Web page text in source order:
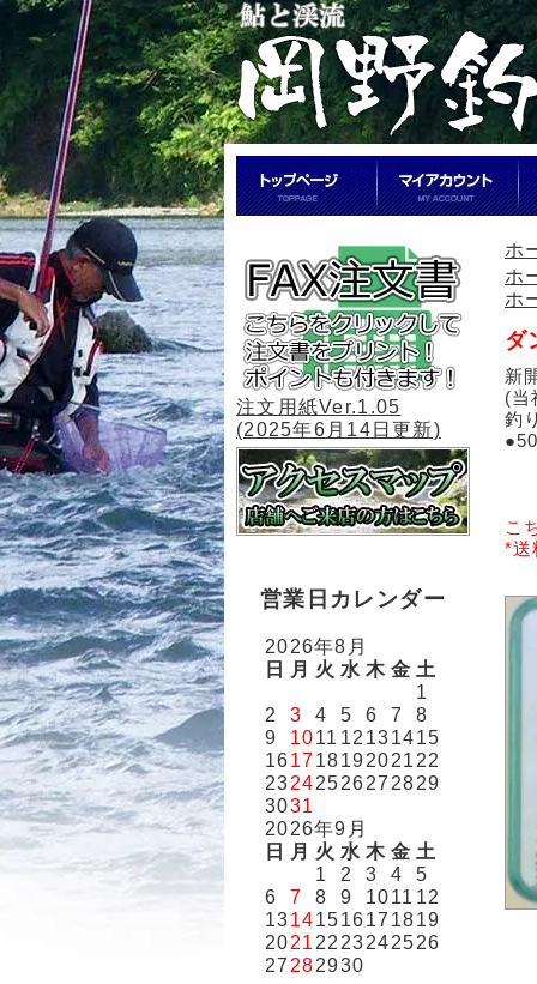
注文用紙Ver.1.05
(2025年6月14日更新)
営業日カレンダー
2026年8月
日
月 火 水 木 金 土
1
2
3 4 5 6 7
8
9
1011 12 131415
161718192021 22
2324252627 2829
3031
2026年9月
日
月 火 水 木 金 土
1
2 3 4
5
6
7 8 9 1011 12
1314151617 1819
2021 22 23242526
27 282930
ホ
ホ
ホ
ダ
新
(当
釣
こ
*送